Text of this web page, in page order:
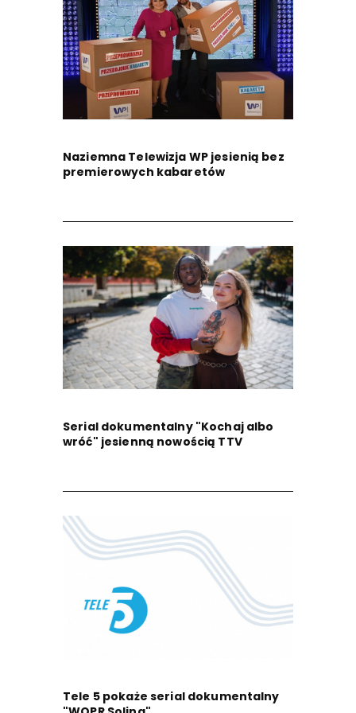
Naziemna Telewizja WP jesienią bez
premierowych kabaretów
Serial dokumentalny "Kochaj albo
wróć" jesienną nowością TTV
Tele 5 pokaże serial dokumentalny